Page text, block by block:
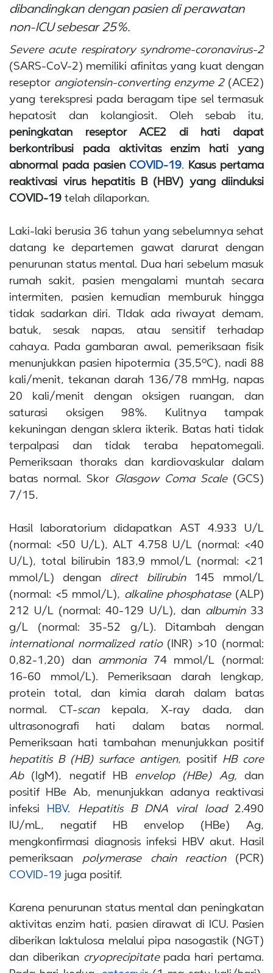
dibandingkan dengan pasien di perawatan
non-ICU sebesar 25%.
Severe acute respiratory syndrome-coronavirus-2
(SARS-CoV-2) memiliki afinitas yang kuat dengan
reseptor angiotensin-converting enzyme 2(ACE2)
yang terekspresi pada beragam tipe sel termasuk
hepatosit dan kolangiosit. Oleh sebab itu,
peningkatan reseptor ACE2 di hati dapat
berkontribusi pada aktivitas enzim hati yang
abnormal pada pasienCOVID-19. Kasus pertama
reaktivasi virus hepatitis B (HBV) yang diinduksi
COVID-19 telah dilaporkan.
Laki-laki berusia 36 tahun yang sebelumnya sehat
datang ke departemen gawat darurat dengan
penurunan status mental. Dua hari sebelum masuk
rumah sakit, pasien mengalami muntah secara
intermiten, pasien kemudian memburuk hingga
tidak sadarkan diri. TIdak ada riwayat demam,
batuk, sesak napas, atau sensitif terhadap
cahaya. Pada gambaran awal, pemeriksaan fisik
menunjukkan pasien hipotermia (35,5oC), nadi 88
kali/menit, tekanan darah 136/78 mmHg, napas
20 kali/menit dengan oksigen ruangan, dan
saturasi oksigen 98%. Kulitnya tampak
kekuningan dengan sklera ikterik. Batas hati tidak
terpalpasi dan tidak teraba hepatomegali.
Pemeriksaan thoraks dan kardiovaskular dalam
batas normal. Skor Glasgow Coma Scale(GCS)
7/15.
Hasil laboratorium didapatkan AST 4.933 U/L
(normal: <50 U/L), ALT 4.758 U/L (normal: <40
U/L), total bilirubin 183,9 mmol/L (normal: <21
mmol/L) dengan direct bilirubin145 mmol/L
(normal: <5 mmol/L), alkaline phosphatase(ALP)
212 U/L (normal: 40-129 U/L), dan albumin33
g/L (normal: 35-52 g/L). Ditambah dengan
international normalized ratio(INR) >10 (normal:
0,82-1,20) dan ammonia74 mmol/L (normal:
16-60 mmol/L). Pemeriksaan darah lengkap,
protein total, dan kimia darah dalam batas
normal.
CT-scan kepala, X-ray dada, dan
ultrasonografi hati dalam batas normal.
Pemeriksaan hati tambahan menunjukkan positif
hepatitis B (HB) surface antigen, positif HB core
Ab (IgM), negatif HB envelop (HBe) Ag,dan
positif HBe Ab, menunjukkan adanya reaktivasi
infeksi HBV. Hepatitis B DNA viral load 2.490
IU/mL, negatif HB envelop (HBe) Ag,
mengkonfirmasi diagnosis infeksi HBV akut. Hasil
pemeriksaan polymerase chain reaction(PCR)
COVID-19 juga positif.
Karena penurunan status mental dan peningkatan
aktivitas enzim hati, pasien dirawat di ICU. Pasien
diberikan laktulosa melalui pipa nasogastik (NGT)
dan diberikan cryoprecipitatepada hari pertama.